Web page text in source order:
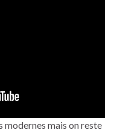
modernes mais on reste